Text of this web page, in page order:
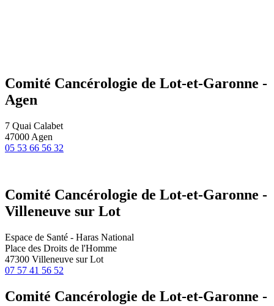
Comité Cancérologie de Lot-et-Garonne -
Agen
7 Quai Calabet
47000 Agen
05 53 66 56 32
Comité Cancérologie de Lot-et-Garonne -
Villeneuve sur Lot
Espace de Santé - Haras National
Place des Droits de l'Homme
47300 Villeneuve sur Lot
07 57 41 56 52
Comité Cancérologie de Lot-et-Garonne -